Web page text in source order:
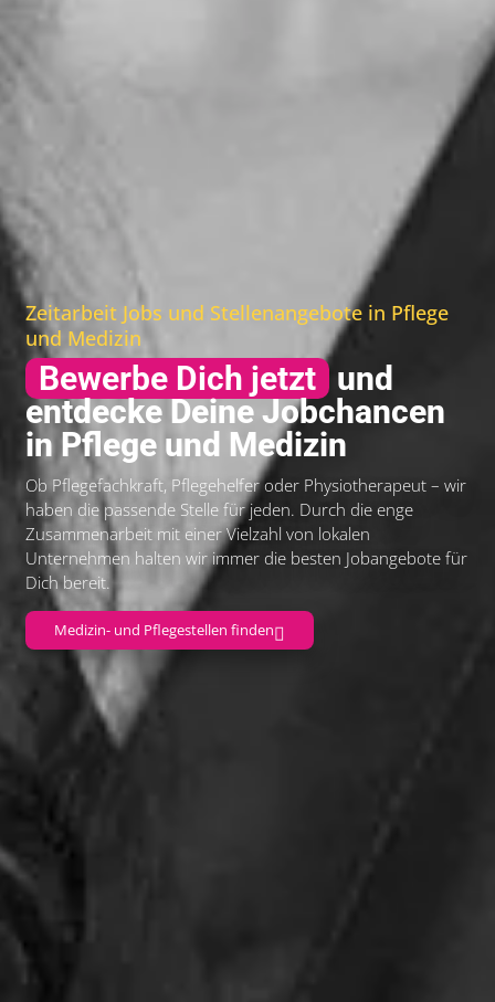
Zeitarbeit Jobs und Stellenangebote in Pflege
und Medizin
Bewerbe Dich jetzt und
entdecke Deine Jobchancen
in Pflege und Medizin
Ob Pflegefachkraft, Pflegehelfer oder Physiotherapeut – wir
haben die passende Stelle für jeden. Durch die enge
Zusammenarbeit mit einer Vielzahl von lokalen
Unternehmen halten wir immer die besten Jobangebote für
Dich bereit.
Medizin- und Pflegestellen finden